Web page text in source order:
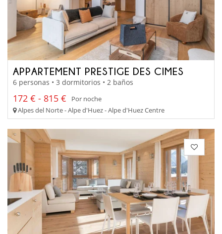
APPARTEMENT PRESTIGE DES CIMES
6 personas • 3 dormitorios • 2 baños
172 € - 815 €
Por noche
Alpes del Norte - Alpe d'Huez - Alpe d'Huez Centre